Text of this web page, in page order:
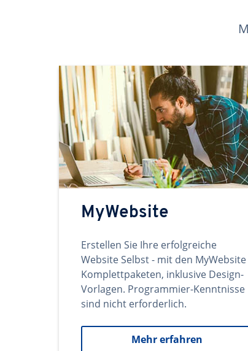
MyWebsite
Erstellen Sie Ihre erfolgreiche
Website Selbst - mit den MyWebsite
Komplettpaketen, inklusive Design-
Vorlagen. Programmier-Kenntnisse
sind nicht erforderlich.
Mehr erfahren